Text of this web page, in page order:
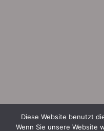
Diese Website benutzt
Wenn Sie unsere Website